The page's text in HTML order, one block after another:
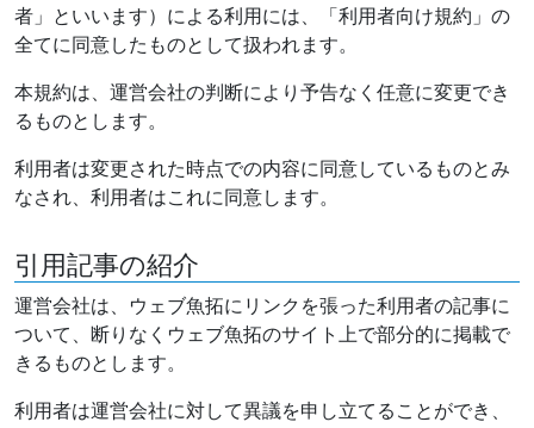
者」といいます）による利用には、「利用者向け規約」の
全てに同意したものとして扱われます。
本規約は、運営会社の判断により予告なく任意に変更でき
るものとします。
利用者は変更された時点での内容に同意しているものとみ
なされ、利用者はこれに同意します。
引用記事の紹介
運営会社は、ウェブ魚拓にリンクを張った利用者の記事に
ついて、断りなくウェブ魚拓のサイト上で部分的に掲載で
きるものとします。
利用者は運営会社に対して異議を申し立てることができ、